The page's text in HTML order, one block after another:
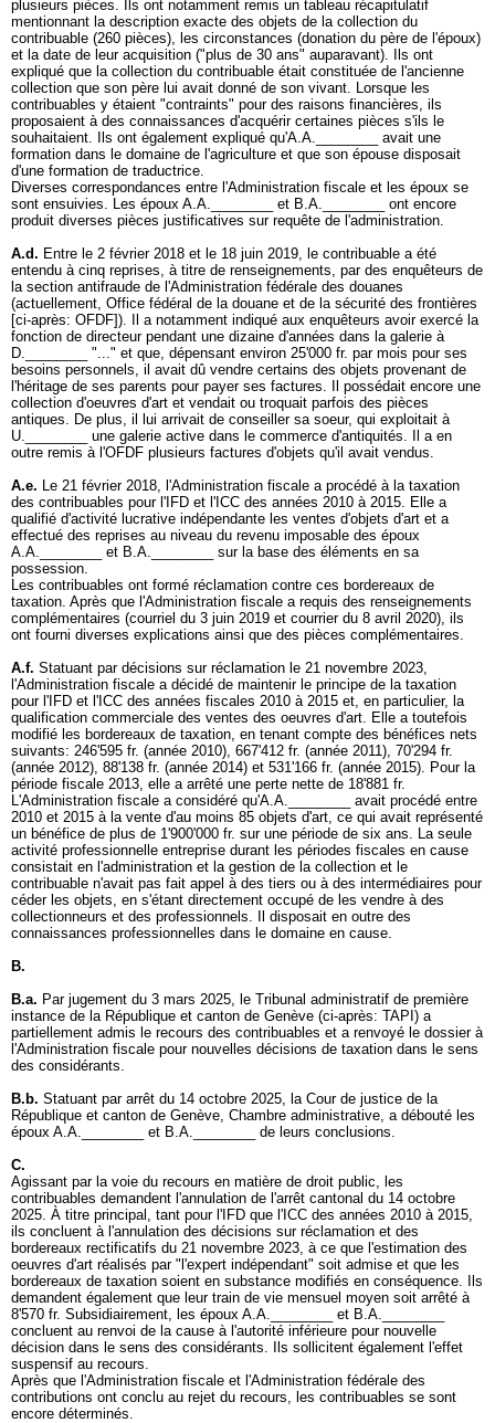
plusieurs pièces. Ils ont notamment remis un tableau récapitulatif
mentionnant la description exacte des objets de la collection du
contribuable (260 pièces), les circonstances (donation du père de l'époux)
et la date de leur acquisition ("plus de 30 ans" auparavant). Ils ont
expliqué que la collection du contribuable était constituée de l'ancienne
collection que son père lui avait donné de son vivant. Lorsque les
contribuables y étaient "contraints" pour des raisons financières, ils
proposaient à des connaissances d'acquérir certaines pièces s'ils le
souhaitaient. Ils ont également expliqué qu'A.A.________ avait une
formation dans le domaine de l'agriculture et que son épouse disposait
d'une formation de traductrice.
Diverses correspondances entre l'Administration fiscale et les époux se
sont ensuivies. Les époux A.A.________ et B.A.________ ont encore
produit diverses pièces justificatives sur requête de l'administration.
A.d. Entre le 2 février 2018 et le 18 juin 2019, le contribuable a été
entendu à cinq reprises, à titre de renseignements, par des enquêteurs de
la section antifraude de l'Administration fédérale des douanes
(actuellement, Office fédéral de la douane et de la sécurité des frontières
[ci-après: OFDF]). Il a notamment indiqué aux enquêteurs avoir exercé la
fonction de directeur pendant une dizaine d'années dans la galerie à
D.________ "..." et que, dépensant environ 25'000 fr. par mois pour ses
besoins personnels, il avait dû vendre certains des objets provenant de
l'héritage de ses parents pour payer ses factures. Il possédait encore une
collection d'oeuvres d'art et vendait ou troquait parfois des pièces
antiques. De plus, il lui arrivait de conseiller sa soeur, qui exploitait à
U.________ une galerie active dans le commerce d'antiquités. Il a en
outre remis à l'OFDF plusieurs factures d'objets qu'il avait vendus.
A.e. Le 21 février 2018, l'Administration fiscale a procédé à la taxation
des contribuables pour l'IFD et l'ICC des années 2010 à 2015. Elle a
qualifié d'activité lucrative indépendante les ventes d'objets d'art et a
effectué des reprises au niveau du revenu imposable des époux
A.A.________ et B.A.________ sur la base des éléments en sa
possession.
Les contribuables ont formé réclamation contre ces bordereaux de
taxation. Après que l'Administration fiscale a requis des renseignements
complémentaires (courriel du 3 juin 2019 et courrier du 8 avril 2020), ils
ont fourni diverses explications ainsi que des pièces complémentaires.
A.f. Statuant par décisions sur réclamation le 21 novembre 2023,
l'Administration fiscale a décidé de maintenir le principe de la taxation
pour l'IFD et l'ICC des années fiscales 2010 à 2015 et, en particulier, la
qualification commerciale des ventes des oeuvres d'art. Elle a toutefois
modifié les bordereaux de taxation, en tenant compte des bénéfices nets
suivants: 246'595 fr. (année 2010), 667'412 fr. (année 2011), 70'294 fr.
(année 2012), 88'138 fr. (année 2014) et 531'166 fr. (année 2015). Pour la
période fiscale 2013, elle a arrêté une perte nette de 18'881 fr.
L'Administration fiscale a considéré qu'A.A.________ avait procédé entre
2010 et 2015 à la vente d'au moins 85 objets d'art, ce qui avait représenté
un bénéfice de plus de 1'900'000 fr. sur une période de six ans. La seule
activité professionnelle entreprise durant les périodes fiscales en cause
consistait en l'administration et la gestion de la collection et le
contribuable n'avait pas fait appel à des tiers ou à des intermédiaires pour
céder les objets, en s'étant directement occupé de les vendre à des
collectionneurs et des professionnels. Il disposait en outre des
connaissances professionnelles dans le domaine en cause.
B.
B.a. Par jugement du 3 mars 2025, le Tribunal administratif de première
instance de la République et canton de Genève (ci-après: TAPI) a
partiellement admis le recours des contribuables et a renvoyé le dossier à
l'Administration fiscale pour nouvelles décisions de taxation dans le sens
des considérants.
B.b. Statuant par arrêt du 14 octobre 2025, la Cour de justice de la
République et canton de Genève, Chambre administrative, a débouté les
époux A.A.________ et B.A.________ de leurs conclusions.
C.
Agissant par la voie du recours en matière de droit public, les
contribuables demandent l'annulation de l'arrêt cantonal du 14 octobre
2025. À titre principal, tant pour l'IFD que l'ICC des années 2010 à 2015,
ils concluent à l'annulation des décisions sur réclamation et des
bordereaux rectificatifs du 21 novembre 2023, à ce que l'estimation des
oeuvres d'art réalisés par "l'expert indépendant" soit admise et que les
bordereaux de taxation soient en substance modifiés en conséquence. Ils
demandent également que leur train de vie mensuel moyen soit arrêté à
8'570 fr. Subsidiairement, les époux A.A.________ et B.A.________
concluent au renvoi de la cause à l'autorité inférieure pour nouvelle
décision dans le sens des considérants. Ils sollicitent également l'effet
suspensif au recours.
Après que l'Administration fiscale et l'Administration fédérale des
contributions ont conclu au rejet du recours, les contribuables se sont
encore déterminés.